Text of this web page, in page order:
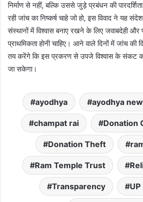
निर्माण से नहीं, बल्कि उससे जुड़े प्रबंधन की
रही जांच का निष्कर्ष चाहे जो हो, इस विवाद ने यह
संस्थानों में विश्वास बनाए रखने के लिए जवाबदेही और
प्राथमिकता होनी चाहिए। आने वाले दिनों में जांच
तय करेंगे कि इस प्रकरण से उपजे विश्वास के संकट
जा सकेगा।
ayodhya ayodhya
champat rai Donation
Donation Theft
Ram Temple Trust
Transparency